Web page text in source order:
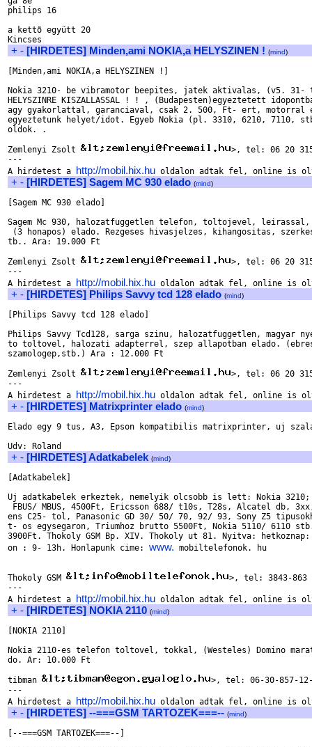
philips 16
a kettõ együtt 20
+ - [HIRDETES] Minden,ami NOKIA,a HELYSZINEN ! (mind)
[Minden,ami NOKIA,a HELYSZINEN !]
Nokia 3210- be vibramotor beepites, jatek aktivalas, (v5.
HELYSZINRE KISZALLASSAL ! ! , (Budapesten)egyeztetett
agy gyakorlattal, garanciaval, csak 2. 500, Ft- ert,
egyeztetunk helyet/idot. Egyeb Nokia (pl. 3310, 6210, 7110,
oldok. .
Zemlenyi Zsolt
>, tel: 06 20
---
A hirdetest a http://mobil.hix.hu
+ - [HIRDETES] Sagem MC 930 elado (mind)
[Sagem MC 930 elado]
Sagem Mc 930, halozatfuggetlen telefon, toltojevel,
(3 honapos) elado. Rezgeses hivasjelzes, kihangositas,
tb.. Ara: 19.000 Ft
Zemlenyi Zsolt
>, tel: 06 20
---
A hirdetest a http://mobil.hix.hu
+ - [HIRDETES] Philips Savvy tcd 128 elado (mind)
[Philips Savvy tcd 128 elado]
Philips Savvy Tcd128, sarga szinu, halozatfuggetlen, magyar
to toltovel, halozati adapterrel, szep allapotban elado.
szamologep,stb.) Ara : 12.000 Ft
Zemlenyi Zsolt
>, tel: 06 20
---
A hirdetest a http://mobil.hix.hu
+ - [HIRDETES] Matrixprinter elado (mind)
Elado egy 9 tus, A3, Epson kompatibilis matrixprinter, uj
+ - [HIRDETES] Adatkabelek (mind)
[Adatkabelek]
Uj adatkabelek erkeztek, nemelyik olcsobb is lett: Nokia 3210;
FBUS/ MBUS, 4500Ft, Ericsson 688/ t10s, T28s, Alcatel db,
ens C25- tol, Panasonic GD 30/ 50/ 70, 92/ 93, Sony Z5
t- os egysegaron, Triumhoz brutto 5500Ft, Nokia 5110/ 6110
3900Ft. Thokoly GSM Bp. XIV. Thokoly ut 81. Nyitva:
on : 9- 13h. Honlapunk cime: www. mobiltelefonok. hu
Thokoly GSM
>, tel: 3843-863
---
A hirdetest a http://mobil.hix.hu
+ - [HIRDETES] NOKIA 2110 (mind)
[NOKIA 2110]
Nokia 2110-es telefon toltovel, tokkal, (Westeles) Domino
do. Ar: 10.000 Ft
tibman
>, tel: 06-30-857-
---
A hirdetest a http://mobil.hix.hu
+ - [HIRDETES] --===GSM TARTOZEK===-- (mind)
[--===GSM TARTOZEK===--]